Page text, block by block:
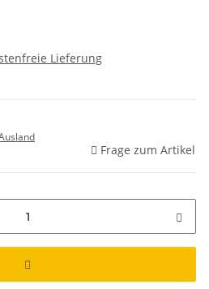
Lieferung
Frage zum Artikel